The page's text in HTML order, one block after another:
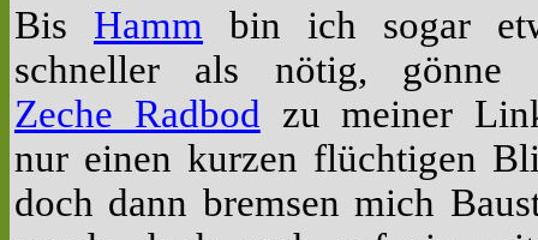
Bis Hamm bin ich sogar
schneller als nötig, gönne
Zeche Radbod zu meiner
nur einen kurzen flüchtigen
doch dann bremsen mich